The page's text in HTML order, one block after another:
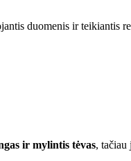
duomenis ir teikiantis
ir mylintis tėvas, tačiau